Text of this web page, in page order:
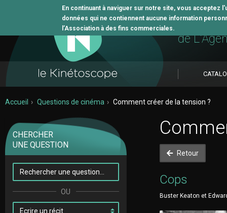
En continuant à naviguer sur notre site, vous
données qui ne contiennent aucune information
l’Association à des fins commerciales. L'outil
de
Accueil Questions de cinéma Comment créer de la tension ?
CHERCHER
UNE QUESTION
Retour
Cops
Buster Keaton et